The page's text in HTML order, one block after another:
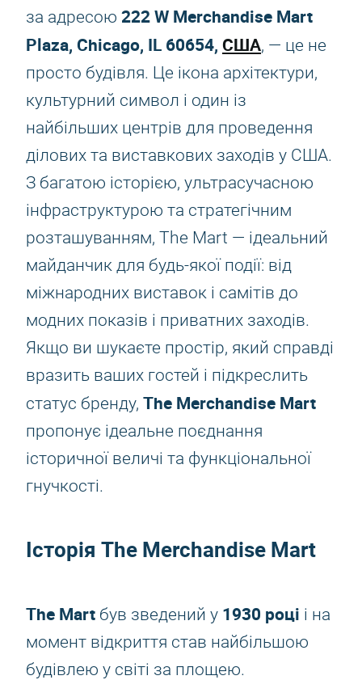
за адресою 222 W Merchandise Mart
Plaza, Chicago, IL 60654, США, — це не
просто будівля. Це ікона архітектури,
культурний символ і один із
найбільших центрів для проведення
ділових та виставкових заходів у США.
З багатою історією, ультрасучасною
інфраструктурою та стратегічним
розташуванням, The Mart — ідеальний
майданчик для будь-якої події: від
міжнародних виставок і самітів до
модних показів і приватних заходів.
Якщо ви шукаєте простір, який справді
вразить ваших гостей і підкреслить
статус бренду, The Merchandise Mart
пропонує ідеальне поєднання
історичної величі та функціональної
гнучкості.
Історія The Merchandise Mart
The Mart був зведений у 1930 році і на
момент відкриття став найбільшою
будівлею у світі за площею.